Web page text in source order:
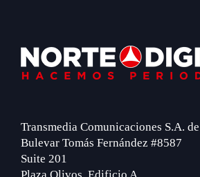
Footer
Transmedia Comunicaciones S.A.
Bulevar Tomás Fernández #8587
Suite 201